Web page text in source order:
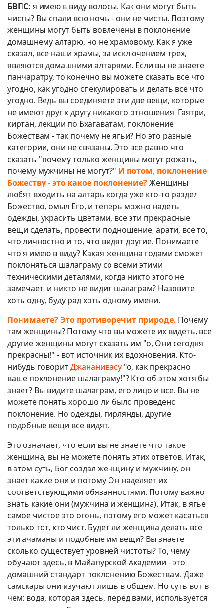
БВПС: я имею в виду волосы. Как они могут быть
чисты? Вы спали всю ночь - они не чисты. Поэтому
женщины могут быть вовлечены в поклонение
домашнему алтарю, но не храмовому. Как я уже
сказал, все наши храмы, за исключением трех,
являются домашними алтарями. Если вы не знаете
панчаратру, то конечно вы можете сказать все что
угодно, как угодно спекулировать и делать все что
угодно. Ведь вы соединяете эти две вещи, которые
не имеют друг к другу никакого отношения. Гаятри,
киртан, лекции по Бхагаватам, поклонение
Божествам - так почему не ягьи? Но это разные
категории, они не связаны. Это все равно что
сказать "почему только женщины могут рожать,
почему мужчины не могут?" И потом, поклонение
Божеству - это какое поклонение?Женщины
любят входить на алтарь когда уже кто-то раздел
Божество, омыл Его, и теперь можно надеть
одежды, украсить цветами, все эти прекрасные
вещи сделать, провести подношение, арати, все то,
что личностно и то, что видят другие. Понимаете
что я имею в виду? Какая женщина годами сможет
поклоняться шалаграму со всеми этими
техническими деталями, когда никто этого не
замечает, и никто не видит шалаграм? Назовите
хоть одну, буду рад хоть одному имени.
Понимаете? Это противоречит природе. Почему
там женщины? Потому что вы можете их видеть, все
другие женщины могут сказать им "о, Они сегодня
прекрасны!" - вот источник их вдохновения. Кто-
нибудь говоритДжананивасу "о, как прекрасно
ваше поклонение шалаграму!"? Кто об этом хотя бы
знает? Вы видите шалаграм, его лицо и все. Вы не
можете понять хорошо ли было проведено
поклонение. Но одежды, гирлянды, другие
подобные вещи все видят.
Это означает, что если вы не знаете что такое
женщина, вы не можете понять этих ответов. Итак,
в этом суть, Бог создал женщину и мужчину, он
знает какие они и потому Он наделяет их
соответствующими обязанностями. Потому важно
знать какие они (мужчина и женщина). Итак, в ягье
самое чистое это огонь, потому его может касаться
только тот, кто чист. Будет ли женщина делать все
эти ачаманы и подобные им вещи? Вы знаете
сколько существует уровней чистоты? То, чему
обучают здесь, в Майапурской Академии - это
домашний стандарт поклонению Божествам. Даже
самскары они изучают лишь в общем. Но суть вот в
чем: вода, которая здесь, перед вами, используется